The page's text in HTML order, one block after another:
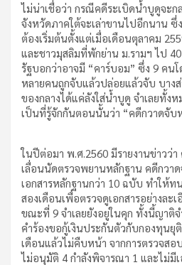
ไม่น่าเชื่อว่า กรณีคดีระเบิดน้ำบูดูจะ
จังหวัดภาคใต้จะเล่าขานไปอีกนาน
ต้องเริ่มต้นตั้งแต่เมื่อเดือนตุลาคม
และชาวมุสลิมที่พักย่าน ม.รามฯ ไป
รัฐบอกว่าอาจมี “คาร์บอม” ซึ่ง 9 คน
หลายคนถูกจับแล้วปล่อยแล้วจับ บาง
ของกลางได้แค่ลังใส่น้ำบูดู จำเลยทั้ง
เป็นที่รู้จักกันตอนนั้นว่า “คดีกวาดจับ
ในปีต่อมา พ.ศ.2560 มีรายงานข่าวว่
เลื่อนนัดตรวจพยานหลักฐาน คดีกวา
เอกสารหลักฐานกว่า 10 ฉบับ ทำให้ท
สองเดือนเพื่อตรวจดูเอกสารอย่างล
ขณะที่ 9 จำเลยยังอยู่ในคุก ทั้งนี้ญาติจ
คำร้องขอกู้เงินประกันตัวกับกองทุนยุ
เดือนแล้วไม่คืบหน้า จากการตรวจสอ
ไม่อนุมัติ 4 กำลังพิจารณา 1 และไม่มีเ